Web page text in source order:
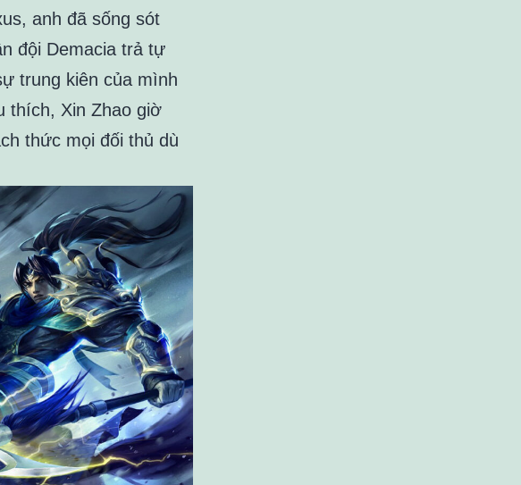
anh đã sống sót
đội Demacia trả tự
trung kiên của mình
thích, Xin Zhao giờ
thức mọi đối thủ dù